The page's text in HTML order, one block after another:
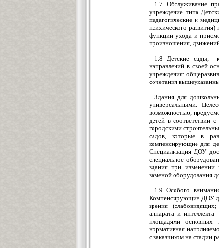
1.7 Обслуживание
учреждение типа
педагогические и
психического
функции ухода и
произношения,
1.8 Детские сады,
направлений в своей
учреждения:
сочетания
Здания для
универсальными.
возможностью,
детей в соответствии
городскими
садов, которые в
компенсирующие для
Специализация ДОУ
специальное
здания при изменении
заменой оборудования
1.9 Особого
Компенсирующие ДОУ
зрения
аппарата и
площадями основных
нормативная
с заказчиком на стадии